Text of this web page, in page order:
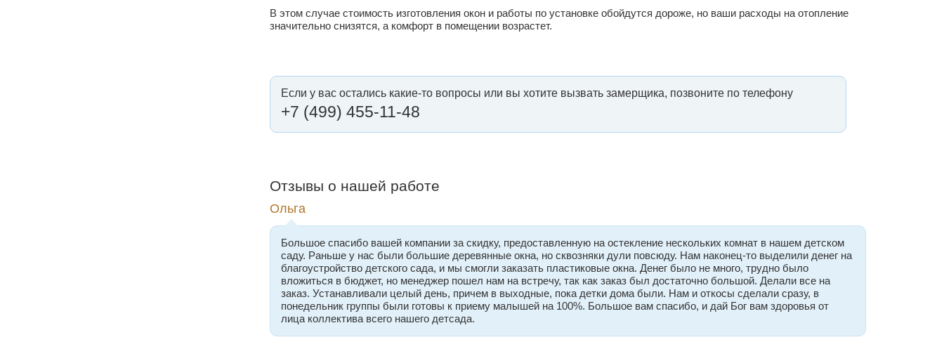
В этом случае стоимость изготовления окон и работы по установке обойдутся дороже, но ваши расходы на отопление
значительно снизятся, а комфорт в помещении возрастет.
Если у вас остались какие-то вопросы или вы хотите вызвать замерщика, позвоните по телефону
+7 (499) 455-11-48
Отзывы о нашей работе
Ольга
Большое спасибо вашей компании за скидку, предоставленную на остекление нескольких комнат в нашем детском
саду. Раньше у нас были большие деревянные окна, но сквозняки дули повсюду. Нам наконец-то выделили денег на
благоустройство детского сада, и мы смогли заказать пластиковые окна. Денег было не много, трудно было
вложиться в бюджет, но менеджер пошел нам на встречу, так как заказ был достаточно большой. Делали все на
заказ. Устанавливали целый день, причем в выходные, пока детки дома были. Нам и откосы сделали сразу, в
понедельник группы были готовы к приему малышей на 100%. Большое вам спасибо, и дай Бог вам здоровья от
лица коллектива всего нашего детсада.